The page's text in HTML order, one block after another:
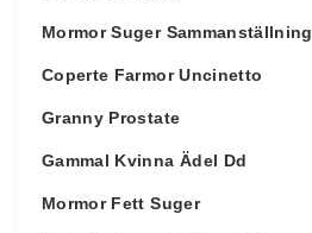
Mormor Suger Sammanställning
Coperte Farmor Uncinetto
Granny Prostate
Gammal Kvinna Ädel Dd
Mormor Fett Suger